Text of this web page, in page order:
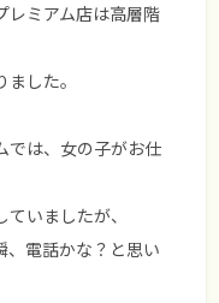
レミアム店は高層階
した。
では、女の子がお仕
いましたが、
、電話かな？と思い